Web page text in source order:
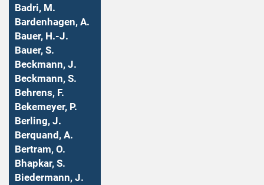
Badri, M.
Bardenhagen, A.
Bauer, H.-J.
Bauer, S.
Beckmann, J.
Beckmann, S.
Behrens, F.
Bekemeyer, P.
Berling, J.
Berquand, A.
Bertram, O.
Bhapkar, S.
Biedermann, J.